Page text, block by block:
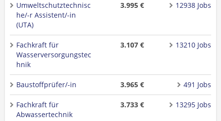
Umweltschutztechnisc
he/-r Assistent/-in
(UTA)
3.995 € 12938 Jobs
Fachkraft für
Wasserversorgungstec
hnik
3.107 € 13210 Jobs
Baustoffprüfer/-in 3.965 € 491 Jobs
Fachkraft für
Abwassertechnik
3.733 € 13295 Jobs